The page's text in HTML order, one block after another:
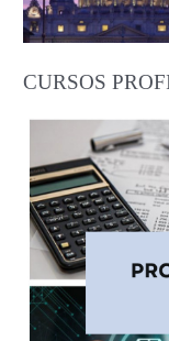
CURSOS